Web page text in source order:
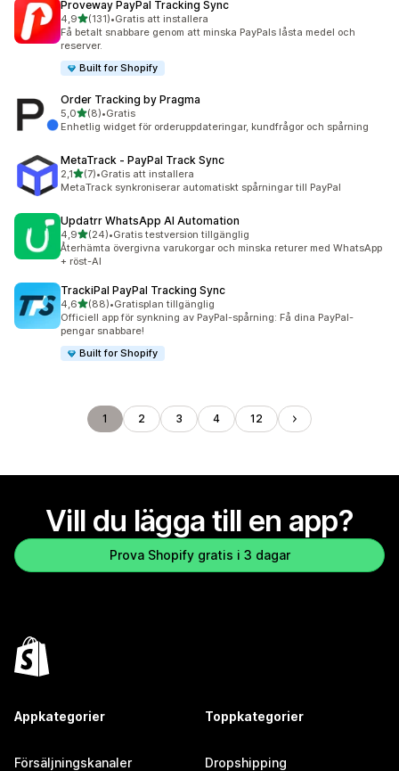
Proveway PayPal Tracking Sync
4,9av 5 stjärnor
(131)
131 recensioner totalt
•Gratis att installera
Få betalt snabbare genom att minska PayPals låsta medel och
reserver.
Built for Shopify
Order Tracking by Pragma
5,0av 5 stjärnor
(8)
8 recensioner totalt
•Gratis
Enhetlig widget för orderuppdateringar, kundfrågor och spårning
MetaTrack ‑ PayPal Track Sync
2,1av 5 stjärnor
(7)
7 recensioner totalt
•Gratis att installera
MetaTrack synkroniserar automatiskt spårningar till PayPal
Updatrr WhatsApp AI Automation
4,9av 5 stjärnor
(24)
24 recensioner totalt
•Gratis testversion tillgänglig
Återhämta övergivna varukorgar och minska returer med WhatsApp
+ röst-AI
TrackiPal PayPal Tracking Sync
4,6av 5 stjärnor
(88)
88 recensioner totalt
•Gratisplan tillgänglig
Officiell app för synkning av PayPal-spårning: Få dina PayPal-
pengar snabbare!
Built for Shopify
1 2 3 4 12
Vill du lägga till en app?
Prova Shopify gratis i 3 dagar
Appkategorier
Försäljningskanaler
Toppkategorier
Dropshipping